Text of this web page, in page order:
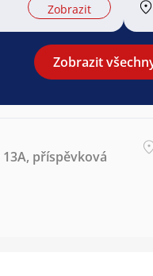
Zobrazit
Zobrazit
příspěvková